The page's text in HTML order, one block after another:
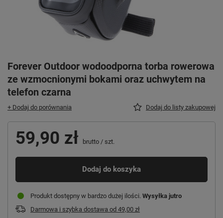
Forever Outdoor wodoodporna torba rowerowa
ze wzmocnionymi bokami oraz uchwytem na
telefon czarna
+ Dodaj do porównania Dodaj do listy zakupowej
59,90 zł brutto / szt.
Dodaj do koszyka
Produkt dostępny w bardzo dużej ilości Wysyłka jutro
Darmowa i szybka dostawa od 49,00 zł